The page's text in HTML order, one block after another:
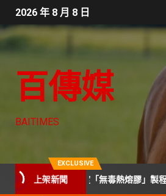
2026 年 8 月 8 日
百傳媒
BAITIMES
EXCLUSIVE
上架新聞
簧與軟硬度「無毒熱熔膠」製程升級搶攻